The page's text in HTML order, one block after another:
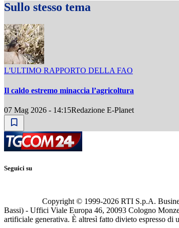
Sullo stesso tema
L'ULTIMO RAPPORTO DELLA FAO
Il caldo estremo minaccia l’agricoltura
07 Mag 2026 - 14:15Redazione E-Planet
Seguici su
Copyright © 1999-2026 RTI S.p.A.
Bassi) - Uffici Viale Europa 46, 20093 Cologno
artificiale generativa. È altresì fatto divieto espresso di